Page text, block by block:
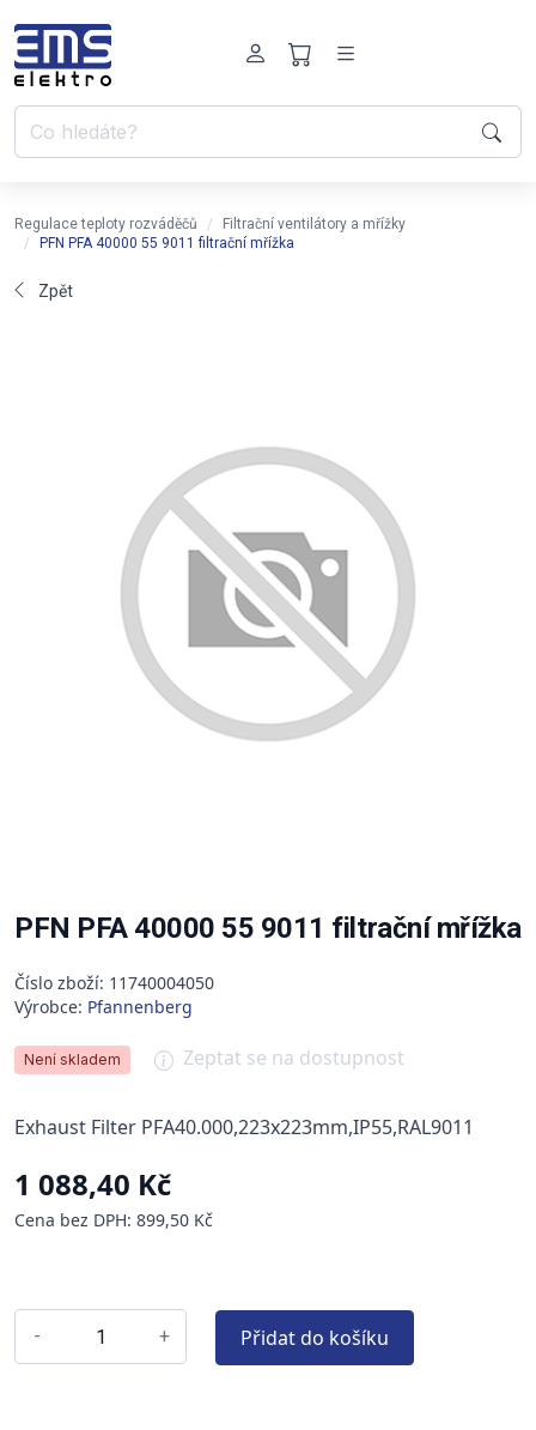
Regulace teploty rozváděčů
Filtrační ventilátory a mřížky
PFN PFA 40000 55 9011 filtrační mřížka
Zpět
PFN PFA 40000 55 9011 filtrační mřížka
Číslo zboží: 11740004050
Výrobce: Pfannenberg
Není skladem Zeptat se na dostupnost
Exhaust Filter PFA40.000,223x223mm,IP55,RAL9011
1 088,40 Kč
Cena bez DPH: 899,50 Kč
- + Přidat do košíku